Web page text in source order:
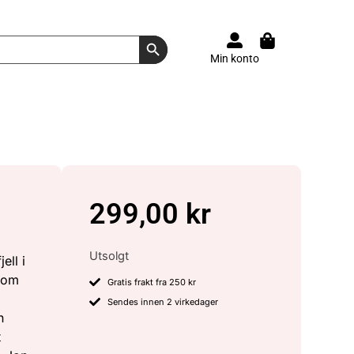
Search Button
Min konto
i
299,00 kr
Utsolgt
Gratis frakt fra 250 kr
Sendes innen 2 virkedager